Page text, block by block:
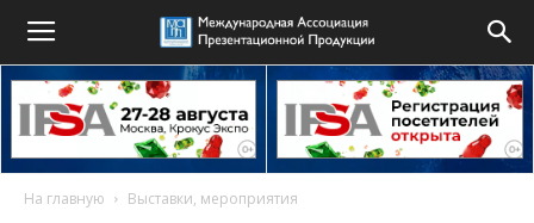
На главную Выставки, мероприятия